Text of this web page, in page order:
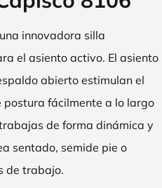
innovadora silla
el asiento activo. El asiento
abierto estimulan el
fácilmente a lo largo
de forma dinámica y
sentado, semide pie o
de trabajo.